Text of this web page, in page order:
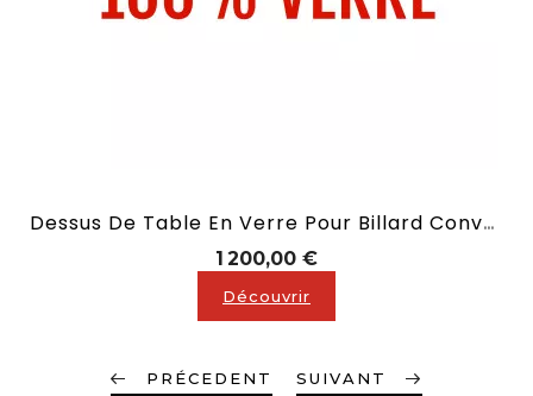
Dessus De Table En Verre Pour Billard Convertible En 2,10 M
1 200,00 €Prix
Découvrir
PRÉCEDENT SUIVANT